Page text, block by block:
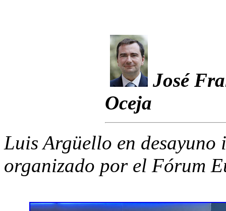
José
Oceja
Luis Argüello en desayuno
organizado por el Fórum